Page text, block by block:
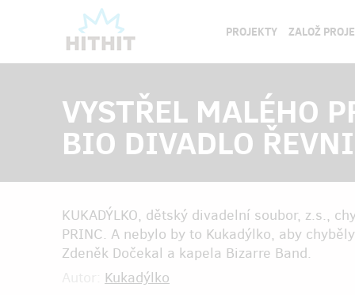
PROJEKTY ZALOŽ
VYSTŘEL MALÉHO
BIO DIVADLO
KUKADÝLKO, dětský divadelní soubor, z.s.,
PRINC. A nebylo by to Kukadýlko, aby
Zdeněk Dočekal a kapela Bizarre Band.
Kukadýlko